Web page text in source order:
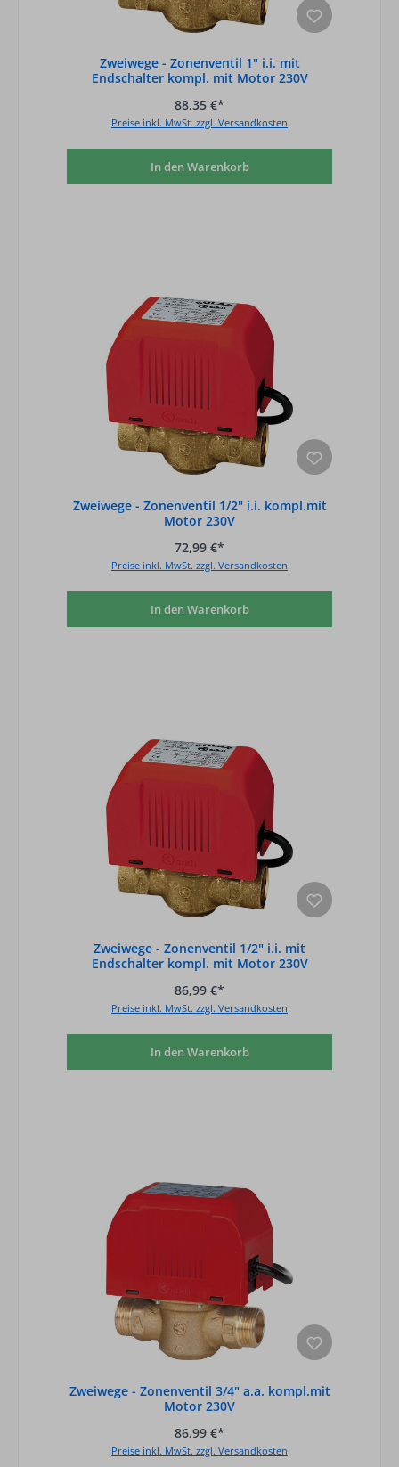
Zweiwege - Zonenventil 1" i.i. mit
Endschalter kompl. mit Motor 230V
88,35 €*
Preise inkl. MwSt. zzgl. Versandkosten
In den Warenkorb
Zweiwege - Zonenventil 1/2" i.i. kompl.mit
Motor 230V
72,99 €*
Preise inkl. MwSt. zzgl. Versandkosten
In den Warenkorb
Zweiwege - Zonenventil 1/2" i.i. mit
Endschalter kompl. mit Motor 230V
86,99 €*
Preise inkl. MwSt. zzgl. Versandkosten
In den Warenkorb
Zweiwege - Zonenventil 3/4" a.a. kompl.mit
Motor 230V
86,99 €*
Preise inkl. MwSt. zzgl. Versandkosten